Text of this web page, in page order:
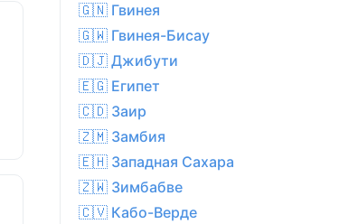
🇬🇳 Гвинея
🇬🇼 Гвинея-Бисау
🇩🇯 Джибути
🇪🇬 Египет
🇨🇩 Заир
🇿🇲 Замбия
🇪🇭 Западная Сахара
🇿🇼 Зимбабве
🇨🇻 Кабо-Верде